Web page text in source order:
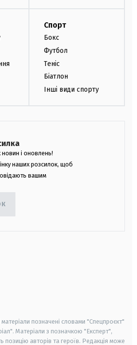
Спорт
Бокс
Футбол
Теніс
Біатлон
Інші види спорту
новин і оновлень!
наших розсилок, щоб
вашим
матеріали позначені словами "Спецпроєкт"
Матеріали з позначкою "Експерт",
позицію авторів та героїв. Редакція може